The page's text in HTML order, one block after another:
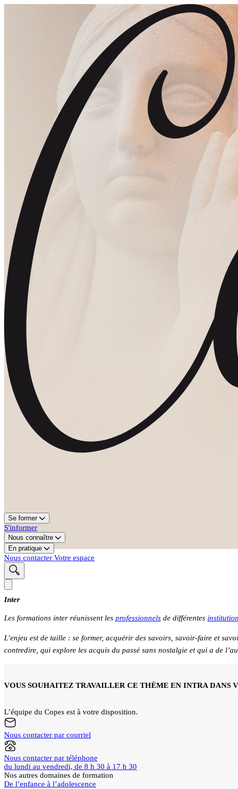
Se former
S'informer
Nous connaître
En pratique
Nous contacter Votre espace
Inter
Les formations inter réunissent les professionnels de différentes
L’enjeu est de taille : se former, acquérir des savoirs, savoir-faire et
contredire, qui explore les acquis du passé sans nostalgie et qui a de
VOUS SOUHAITEZ TRAVAILLER CE THÈME EN INTRA DANS
L’équipe du Copes est à votre disposition.
Nous contacter par courriel
Nous contacter par téléphone
du lundi au vendredi, de 8 h 30 à 17 h 30
Nos autres domaines de formation
De l’enfance à l’adolescence